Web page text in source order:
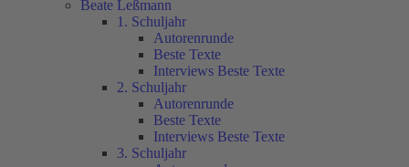
Beate Leßmann
1. Schuljahr
Autorenrunde
Beste Texte
Interviews Beste Texte
2. Schuljahr
Autorenrunde
Beste Texte
Interviews Beste Texte
3. Schuljahr